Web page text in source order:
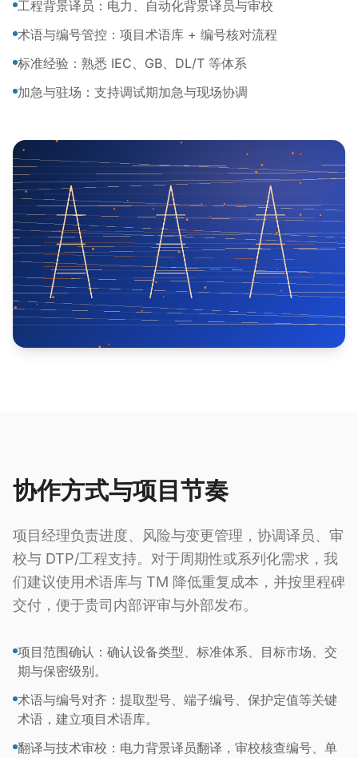
工程背景译员：电力、自动化背景译员与审校
术语与编号管控：项目术语库 + 编号核对流程
标准经验：熟悉 IEC、GB、DL/T 等体系
加急与驻场：支持调试期加急与现场协调
协作方式与项目节奏
项目经理负责进度、风险与变更管理，协调译员、审
校与 DTP/工程支持。对于周期性或系列化需求，我
们建议使用术语库与 TM 降低重复成本，并按里程碑
交付，便于贵司内部评审与外部发布。
项目范围确认：确认设备类型、标准体系、目标市场、交
期与保密级别。
术语与编号对齐：提取型号、端子编号、保护定值等关键
术语，建立项目术语库。
翻译与技术审校：电力背景译员翻译，审校核查编号、单